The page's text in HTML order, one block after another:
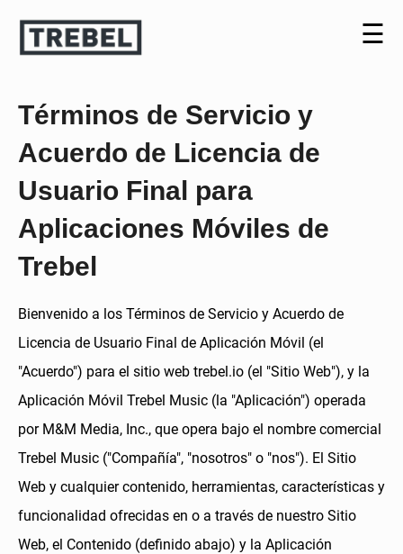
☰
Términos de Servicio y
Acuerdo de Licencia de
Usuario Final para
Aplicaciones Móviles de
Trebel
Bienvenido a los Términos de Servicio y Acuerdo de
Licencia de Usuario Final de Aplicación Móvil (el
"Acuerdo") para el sitio web trebel.io (el "Sitio Web"), y la
Aplicación Móvil Trebel Music (la "Aplicación") operada
por M&M Media, Inc., que opera bajo el nombre comercial
Trebel Music ("Compañía", "nosotros" o "nos"). El Sitio
Web y cualquier contenido, herramientas, características y
funcionalidad ofrecidas en o a través de nuestro Sitio
Web, el Contenido (definido abajo) y la Aplicación